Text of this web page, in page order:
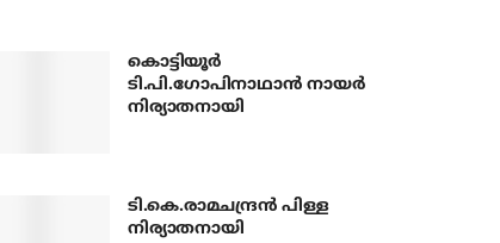
കൊട്ടിയൂര്‍
ടി.പി.ഗോപിനാഥാന്‍ നായര്‍
നിര്യാതനായി
ടി.കെ.രാമചന്ദ്രന്‍ പിള്ള
നിര്യാതനായി